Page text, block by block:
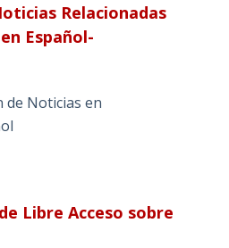
Relacionadas
Español-
de Noticias en
Libre Acceso sobre